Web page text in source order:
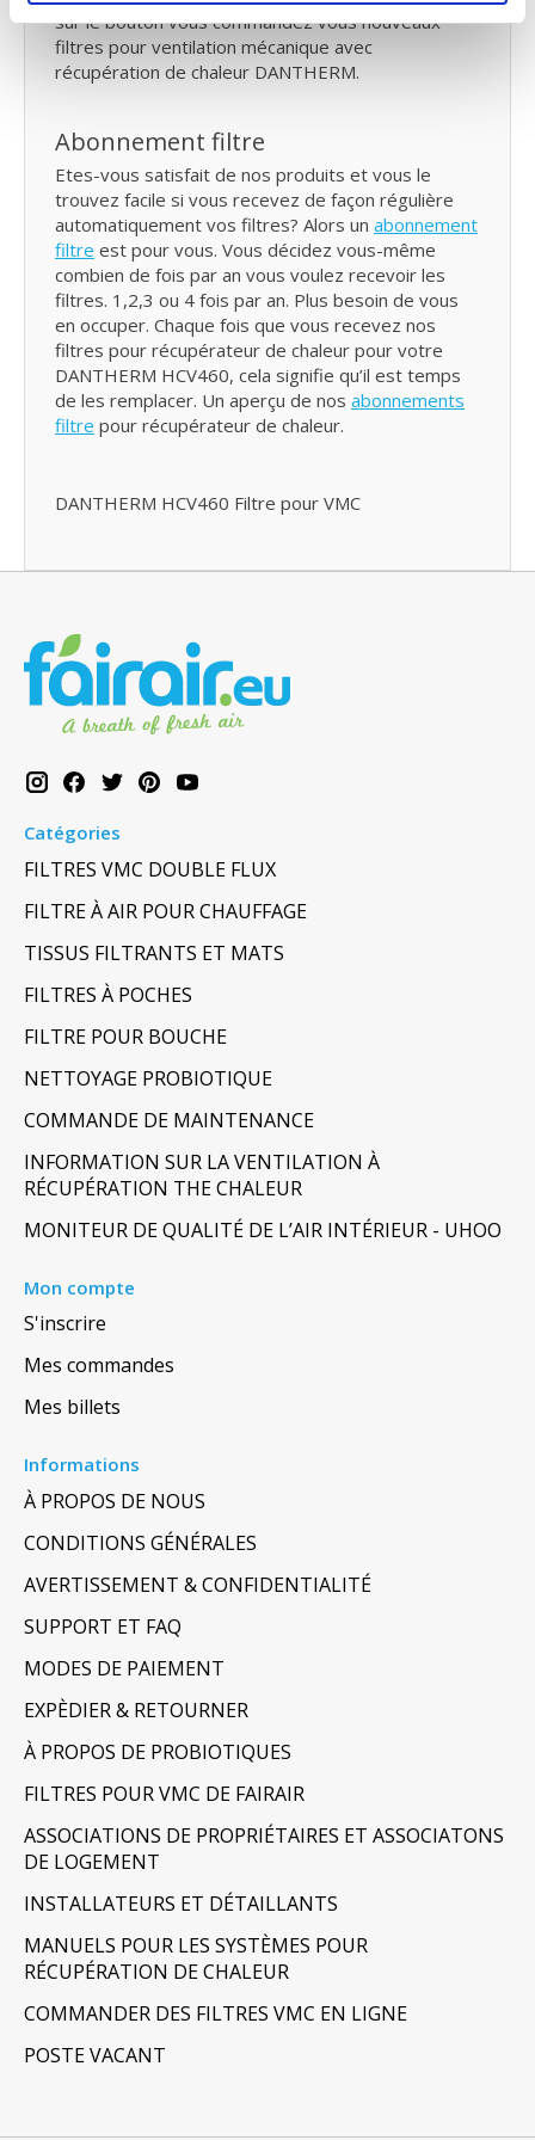
sur le bouton vous commandez vous nouveaux
filtres pour ventilation mécanique avec
récupération de chaleur DANTHERM.
Abonnement filtre
Etes-vous satisfait de nos produits et vous le
trouvez facile si vous recevez de façon régulière
automatiquement vos filtres? Alors un abonnement
filtre est pour vous. Vous décidez vous-même
combien de fois par an vous voulez recevoir les
filtres. 1,2,3 ou 4 fois par an. Plus besoin de vous
en occuper. Chaque fois que vous recevez nos
filtres pour récupérateur de chaleur pour votre
DANTHERM HCV460, cela signifie qu’il est temps
de les remplacer. Un aperçu de nos abonnements
filtre pour récupérateur de chaleur.
DANTHERM HCV460 Filtre pour VMC
Catégories
FILTRES VMC DOUBLE FLUX
FILTRE À AIR POUR CHAUFFAGE
TISSUS FILTRANTS ET MATS
FILTRES À POCHES
FILTRE POUR BOUCHE
NETTOYAGE PROBIOTIQUE
COMMANDE DE MAINTENANCE
INFORMATION SUR LA VENTILATION À
RÉCUPÉRATION THE CHALEUR
MONITEUR DE QUALITÉ DE L’AIR INTÉRIEUR - UHOO
Mon compte
S'inscrire
Mes commandes
Mes billets
Informations
À PROPOS DE NOUS
CONDITIONS GÉNÉRALES
AVERTISSEMENT & CONFIDENTIALITÉ
SUPPORT ET FAQ
MODES DE PAIEMENT
EXPÈDIER & RETOURNER
À PROPOS DE PROBIOTIQUES
FILTRES POUR VMC DE FAIRAIR
ASSOCIATIONS DE PROPRIÉTAIRES ET ASSOCIATONS
DE LOGEMENT
INSTALLATEURS ET DÉTAILLANTS
MANUELS POUR LES SYSTÈMES POUR
RÉCUPÉRATION DE CHALEUR
COMMANDER DES FILTRES VMC EN LIGNE
POSTE VACANT